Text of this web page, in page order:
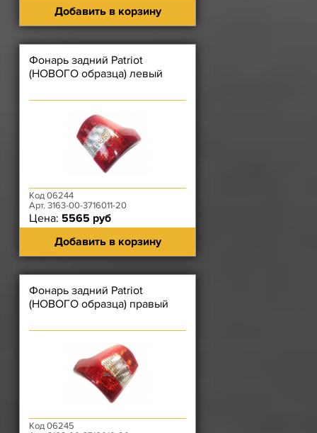
Добавить в корзину
Фонарь задний Patriot
(НОВОГО образца) левый
Код 06244
Арт. 3163-00-3716011-20
Цена: 5565 руб
Добавить в корзину
Фонарь задний Patriot
(НОВОГО образца) правый
Код 06245